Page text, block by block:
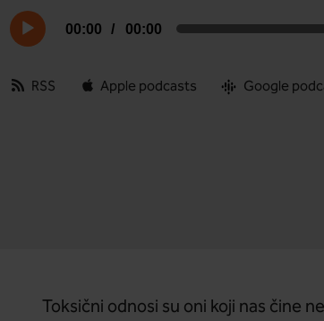
Player
00:00 00:00
RSS Apple podcasts Google
Toksični odnosi su oni koji nas čine